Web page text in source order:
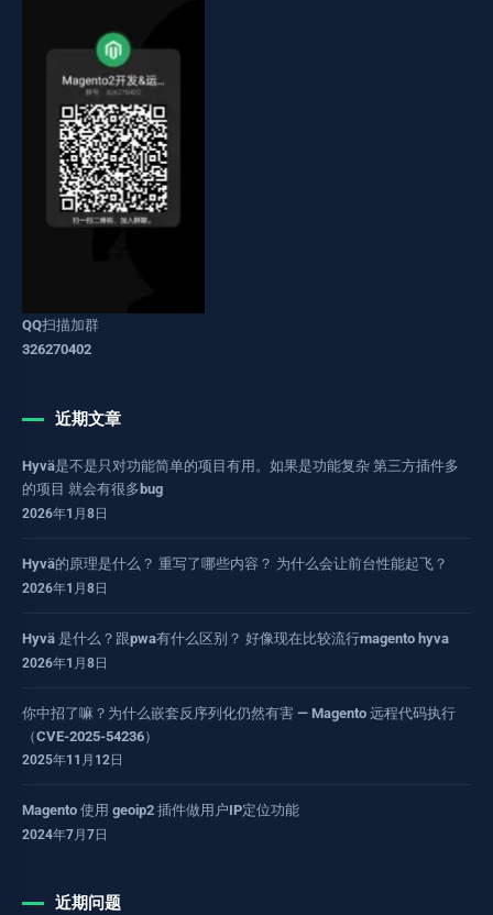
QQ扫描加群
326270402
近期文章
Hyvä是不是只对功能简单的项目有用。如果是功能复杂 第三方插件多
的项目 就会有很多bug
2026年1月8日
Hyvä的原理是什么？ 重写了哪些内容？ 为什么会让前台性能起飞？
2026年1月8日
Hyvä 是什么？跟pwa有什么区别？ 好像现在比较流行magento hyva
2026年1月8日
你中招了嘛？为什么嵌套反序列化仍然有害 — Magento 远程代码执行
（CVE-2025-54236）
2025年11月12日
Magento 使用 geoip2 插件做用户IP定位功能
2024年7月7日
近期问题